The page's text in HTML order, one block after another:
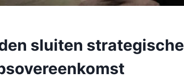
sluiten strategische